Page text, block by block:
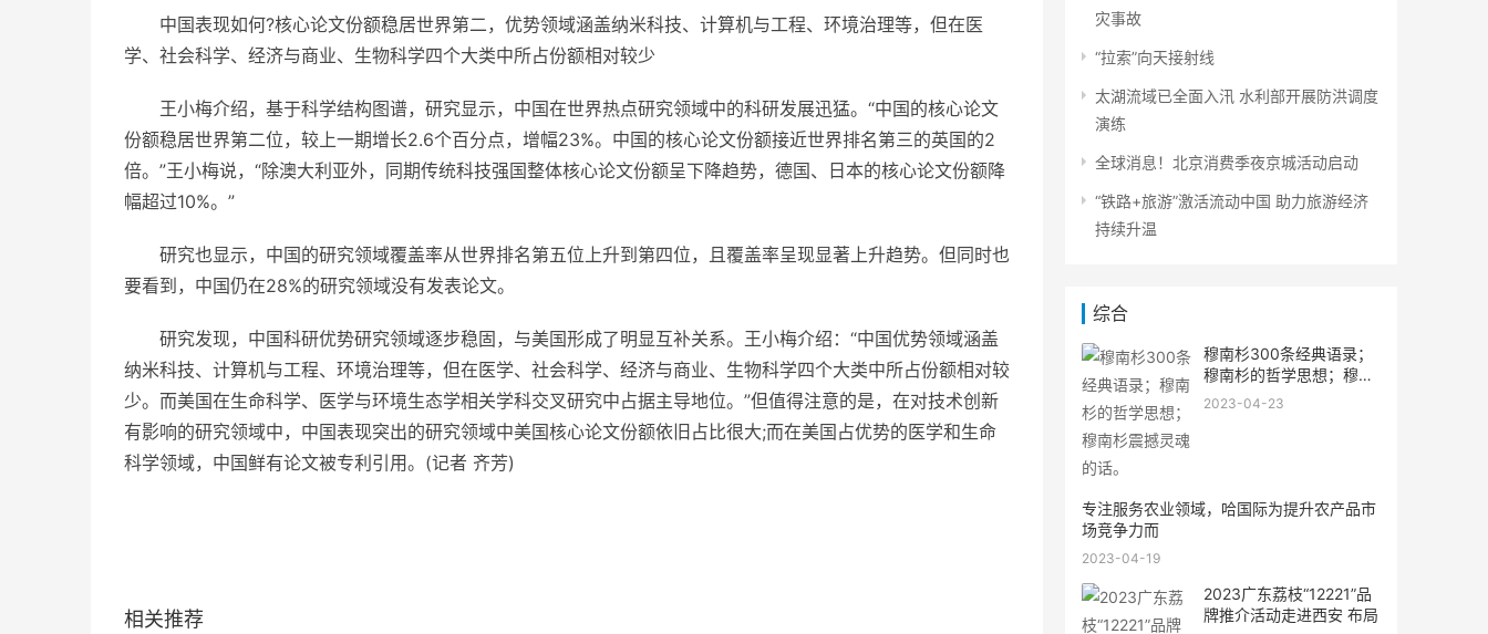
中国表现如何?核心论文份额稳居世界第二，优势领域涵盖纳米科技、计算机与工程、环境治理等，但在医
学、社会科学、经济与商业、生物科学四个大类中所占份额相对较少
王小梅介绍，基于科学结构图谱，研究显示，中国在世界热点研究领域中的科研发展迅猛。“中国的核心论文
份额稳居世界第二位，较上一期增长2.6个百分点，增幅23%。中国的核心论文份额接近世界排名第三的英国的2
倍。”王小梅说，“除澳大利亚外，同期传统科技强国整体核心论文份额呈下降趋势，德国、日本的核心论文份额降
幅超过10%。”
研究也显示，中国的研究领域覆盖率从世界排名第五位上升到第四位，且覆盖率呈现显著上升趋势。但同时也
要看到，中国仍在28%的研究领域没有发表论文。
研究发现，中国科研优势研究领域逐步稳固，与美国形成了明显互补关系。王小梅介绍：“中国优势领域涵盖
纳米科技、计算机与工程、环境治理等，但在医学、社会科学、经济与商业、生物科学四个大类中所占份额相对较
少。而美国在生命科学、医学与环境生态学相关学科交叉研究中占据主导地位。”但值得注意的是，在对技术创新
有影响的研究领域中，中国表现突出的研究领域中美国核心论文份额依旧占比很大;而在美国占优势的医学和生命
科学领域，中国鲜有论文被专利引用。(记者 齐芳)
相关推荐
灾事故
“拉索”向天接射线
太湖流域已全面入汛 水利部开展防洪调度
演练
全球消息！北京消费季夜京城活动启动
“铁路+旅游”激活流动中国 助力旅游经济
持续升温
综合
穆南杉300条经典语录；
穆南杉的哲学思想；穆南
杉震
2023-04-23
专注服务农业领域，哈国际为提升农产品市
场竞争力而
2023-04-19
2023广东荔枝“12221”品
牌推介活动走进西安 布局